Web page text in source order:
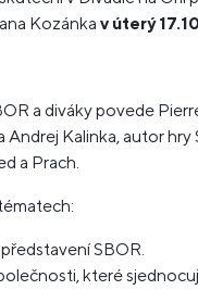
Kozánkav úterý
a diváky povede
Kalinka, autor hry
a Prach.
SBOR.
které